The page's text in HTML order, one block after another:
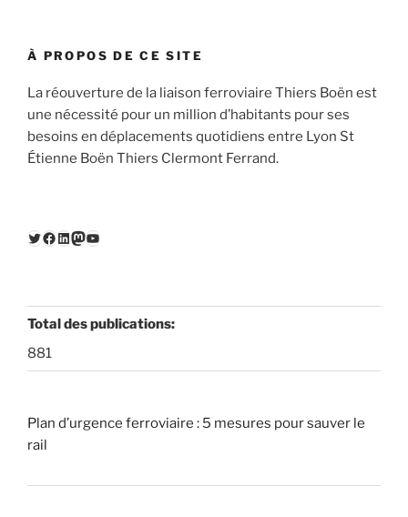
À PROPOS DE CE SITE
La réouverture de la liaison ferroviaire Thiers Boën est
une nécessité pour un million d’habitants pour ses
besoins en déplacements quotidiens entre Lyon St
Étienne Boën Thiers Clermont Ferrand.
Twitter
Facebook
LinkedIn
Mastodon
YouTube
Total des publications:
881
Plan d’urgence ferroviaire : 5 mesures pour sauver le
rail